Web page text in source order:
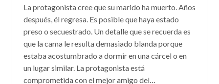
La protagonista cree que su marido ha muerto. Años
después, él regresa. Es posible que haya estado
preso o secuestrado. Un detalle que se recuerda es
que la cama le resulta demasiado blanda porque
estaba acostumbrado a dormir en una cárcel o en
un lugar similar. La protagonista está
comprometida con el mejor amigo del…